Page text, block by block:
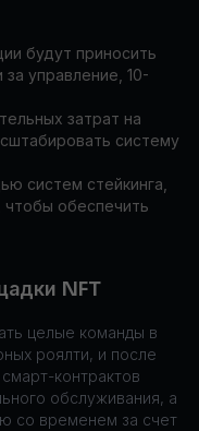
будут приносить
управление, 10-
затрат на
систему
систем стейкинга,
чтобы обеспечить
NFT
целые команды в
роялти, и после
контрактов
обслуживания, а
со временем за счет